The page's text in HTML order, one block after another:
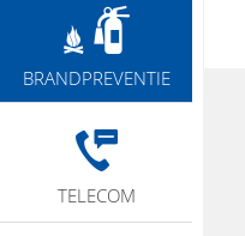
BRANDPREVENTIE
TELECOM